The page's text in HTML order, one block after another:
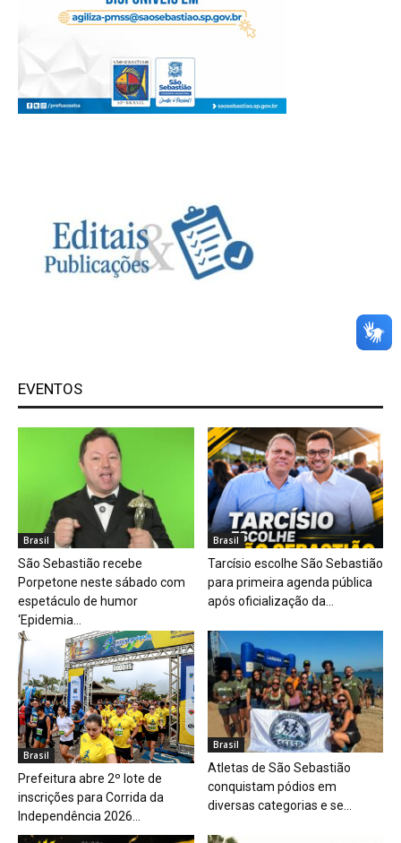
EVENTOS
Brasil
São Sebastião recebe
Porpetone neste sábado com
espetáculo de humor
‘Epidemia...
Brasil
Tarcísio escolhe São Sebastião
para primeira agenda pública
após oficialização da...
Brasil
Prefeitura abre 2º lote de
inscrições para Corrida da
Independência 2026...
Brasil
Atletas de São Sebastião
conquistam pódios em
diversas categorias e se...